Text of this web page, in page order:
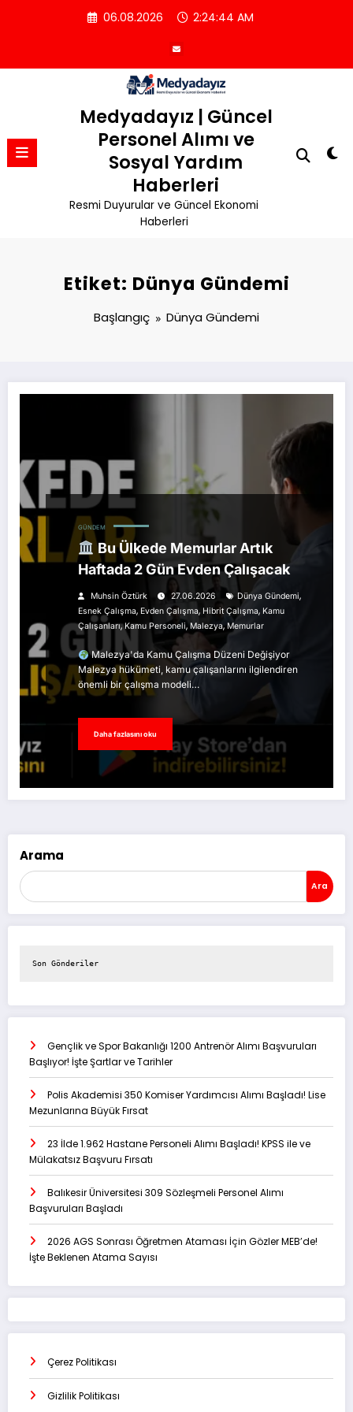
06.08.2026 2:24:44 AM
Medyadayız | Güncel
Personel Alımı ve
Sosyal Yardım
Haberleri
Resmi Duyurular ve Güncel Ekonomi
Haberleri
Etiket: Dünya Gündemi
Başlangıç Dünya Gündemi
GÜNDEM
Bu Ülkede Memurlar Artık
Haftada 2 Gün Evden Çalışacak
Muhsin Öztürk 27.06.2026 Dünya Gündemi,
Esnek Çalışma, Evden Çalışma, Hibrit Çalışma, Kamu
Çalışanları,Kamu Personeli,Malezya,Memurlar
Malezya'da Kamu Çalışma Düzeni Değişiyor
Malezya hükümeti, kamu çalışanlarını ilgilendiren
önemli bir çalışma modeli…
Daha fazlasını oku
Arama
Ara
Son Gönderiler
Gençlik ve Spor Bakanlığı 1200 Antrenör Alımı Başvuruları
Başlıyor! İşte Şartlar ve Tarihler
Polis Akademisi 350 Komiser Yardımcısı Alımı Başladı! Lise
Mezunlarına Büyük Fırsat
23 İlde 1.962 Hastane Personeli Alımı Başladı! KPSS ile ve
Mülakatsız Başvuru Fırsatı
Balıkesir Üniversitesi 309 Sözleşmeli Personel Alımı
Başvuruları Başladı
2026 AGS Sonrası Öğretmen Ataması İçin Gözler MEB’de!
İşte Beklenen Atama Sayısı
Çerez Politikası
Gizlilik Politikası